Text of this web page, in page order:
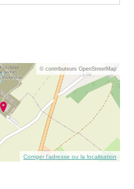
© contributeurs OpenStreetMap
Corriger l’adresse ou la localisation